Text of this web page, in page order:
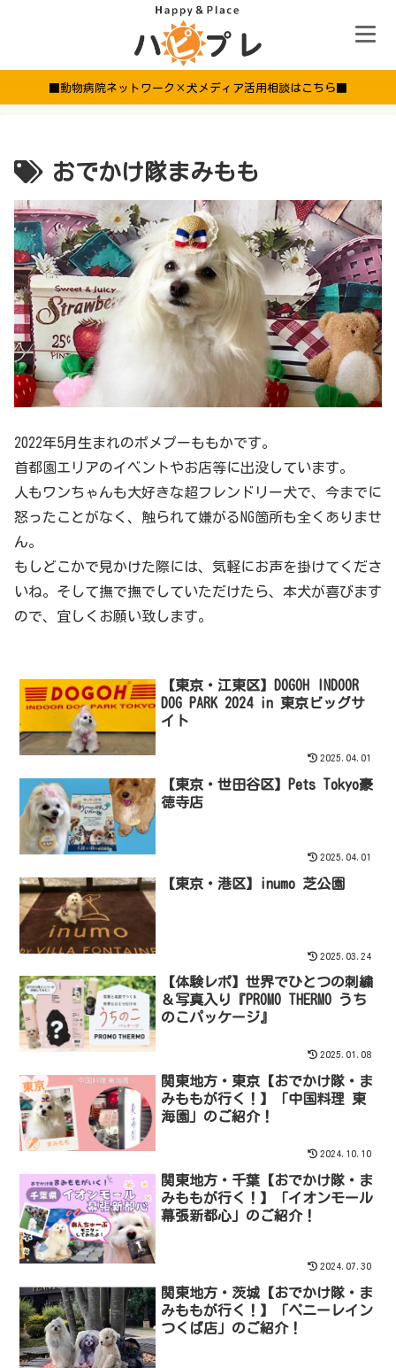
■動物病院ネットワーク×犬メディア活用相談はこちら■
おでかけ隊まみもも
2022年5月生まれのポメプーももかです。
首都園エリアのイベントやお店等に出没しています。
人もワンちゃんも大好きな超フレンドリー犬で、今までに
怒ったことがなく、触られて嫌がるNG箇所も全くありませ
ん。
もしどこかで見かけた際には、気軽にお声を掛けてくださ
いね。そして撫で撫でしていただけたら、本犬が喜びます
ので、宜しくお願い致します。
【東京・江東区】DOGOH INDOOR
DOG PARK 2024 in 東京ビッグサ
イト
2025.04.01
【東京・世田谷区】Pets Tokyo豪
徳寺店
2025.04.01
【東京・港区】inumo 芝公園
2025.03.24
【体験レポ】世界でひとつの刺繍
＆写真入り『PROMO THERMO うち
のこパッケージ』
2025.01.08
関東地方・東京【おでかけ隊・ま
みももが行く！】「中国料理 東
海園」のご紹介！
2024.10.10
関東地方・千葉【おでかけ隊・ま
みももが行く！】「イオンモール
幕張新都心」のご紹介！
2024.07.30
関東地方・茨城【おでかけ隊・ま
みももが行く！】「ペニーレイン
つくば店」のご紹介！